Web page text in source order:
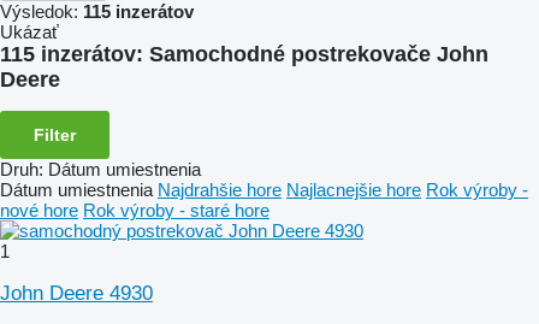
Výsledok: 115 inzerátov
Ukázať
115 inzerátov: Samochodné postrekovače John
Deere
Filter
Druh: Dátum umiestnenia
Dátum umiestnenia Najdrahšie hore Najlacnejšie hore Rok výroby -
nové hore Rok výroby - staré hore
1
John Deere 4930